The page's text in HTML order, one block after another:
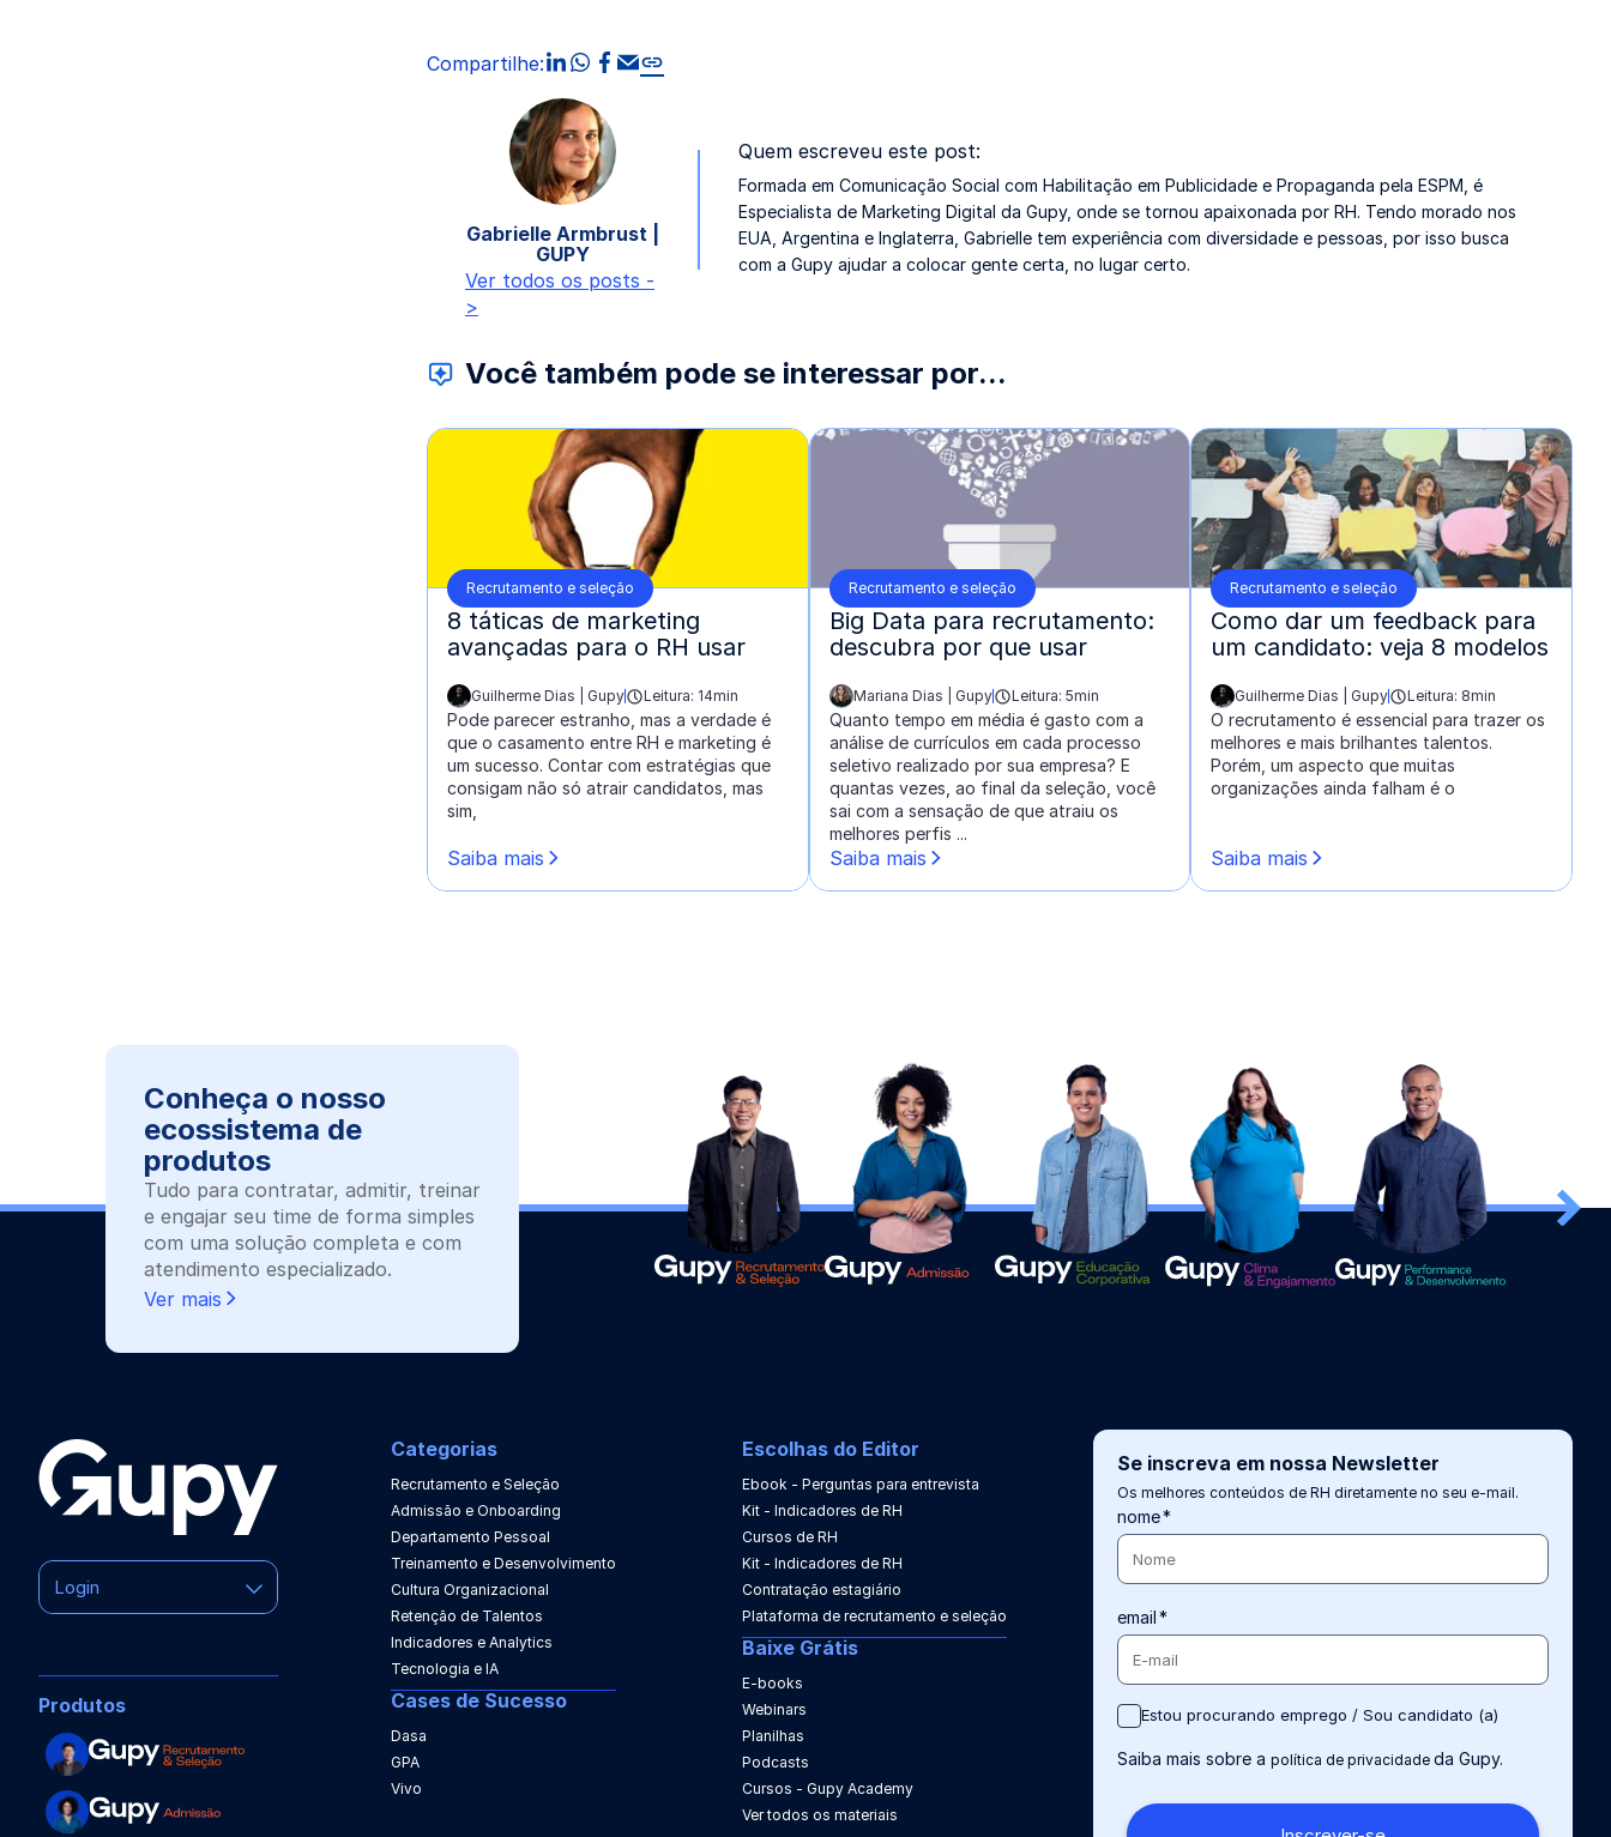
Compartilhe:compartilhar no linkedin
compartilhar no whatsapp
compartilhar no facebook
compartilhar via Email
Copiar link
Gabrielle Armbrust |
GUPY
Ver todos os posts -
>
Quem escreveu este post:
Formada em Comunicação Social com Habilitação em Publicidade e Propaganda pela ESPM, é
Especialista de Marketing Digital da Gupy, onde se tornou apaixonada por RH. Tendo morado nos
EUA, Argentina e Inglaterra, Gabrielle tem experiência com diversidade e pessoas, por isso busca
com a Gupy ajudar a colocar gente certa, no lugar certo.
Você também pode se interessar por...
Recrutamento e seleção
8 táticas de marketing
avançadas para o RH usar
escrito por:
Guilherme Dias | Gupy Leitura: 14min
Pode parecer estranho, mas a verdade é
que o casamento entre RH e marketing é
um sucesso. Contar com estratégias que
consigam não só atrair candidatos, mas
sim,
Saiba mais
Recrutamento e seleção
Big Data para recrutamento:
descubra por que usar
escrito por:
Mariana Dias | Gupy Leitura: 5min
Quanto tempo em média é gasto com a
análise de currículos em cada processo
seletivo realizado por sua empresa? E
quantas vezes, ao final da seleção, você
sai com a sensação de que atraiu os
melhores perfis ...
Saiba mais
Recrutamento e seleção
Como dar um feedback para
um candidato: veja 8 modelos
escrito por:
Guilherme Dias | Gupy Leitura: 8min
O recrutamento é essencial para trazer os
melhores e mais brilhantes talentos.
Porém, um aspecto que muitas
organizações ainda falham é o
Saiba mais
Conheça o nosso
ecossistema de
produtos
Tudo para contratar, admitir, treinar
e engajar seu time de forma simples
com uma solução completa e com
atendimento especializado.
Ver mais
Login
Produtos
Categorias
Recrutamento e Seleção
Admissão e Onboarding
Departamento Pessoal
Treinamento e Desenvolvimento
Cultura Organizacional
Retenção de Talentos
Indicadores e Analytics
Tecnologia e IA
Cases de Sucesso
Dasa
GPA
Vivo
Escolhas do Editor
Ebook - Perguntas para entrevista
Kit - Indicadores de RH
Cursos de RH
Kit - Indicadores de RH
Contratação estagiário
Plataforma de recrutamento e seleção
Baixe Grátis
E-books
Webinars
Planilhas
Podcasts
Cursos - Gupy Academy
Ver todos os materiais
Se inscreva em nossa Newsletter
Os melhores conteúdos de RH diretamente no seu e-mail.
nome*
email*
Estou procurando emprego / Sou candidato (a)
Saiba mais sobre a política de privacidade da Gupy.